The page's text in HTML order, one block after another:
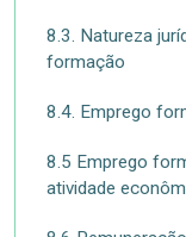
8.3. Natureza
formação
8.4. Emprego
8.5 Emprego
atividade